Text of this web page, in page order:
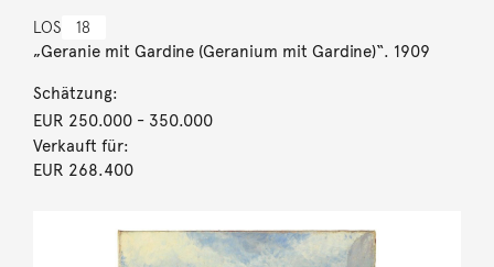
LOS 18
„Geranie mit Gardine (Geranium mit Gardine)“. 1909
Schätzung:
EUR 250.000- 350.000
Verkauft für:
EUR 268.400